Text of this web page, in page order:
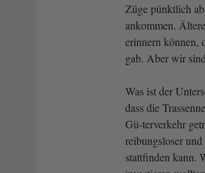
Züge pünktlich
ankommen.
erinnern können,
gab. Aber wir
Was ist der
dass die
Gü-terverkehr
reibungsloser
stattfinden kann.